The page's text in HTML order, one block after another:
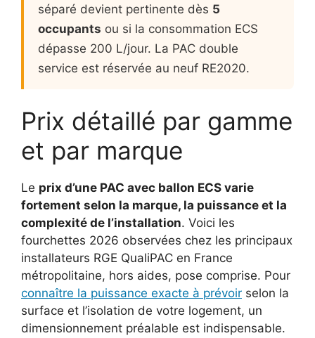
séparé devient pertinente dès 5
occupants ou si la consommation ECS
dépasse 200 L/jour. La PAC double
service est réservée au neuf RE2020.
Prix détaillé par gamme
et par marque
Le prix d’une PAC avec ballon ECS varie
fortement selon la marque, la puissance et la
complexité de l’installation. Voici les
fourchettes 2026 observées chez les principaux
installateurs RGE QualiPAC en France
métropolitaine, hors aides, pose comprise. Pour
connaître la puissance exacte à prévoir selon la
surface et l’isolation de votre logement, un
dimensionnement préalable est indispensable.